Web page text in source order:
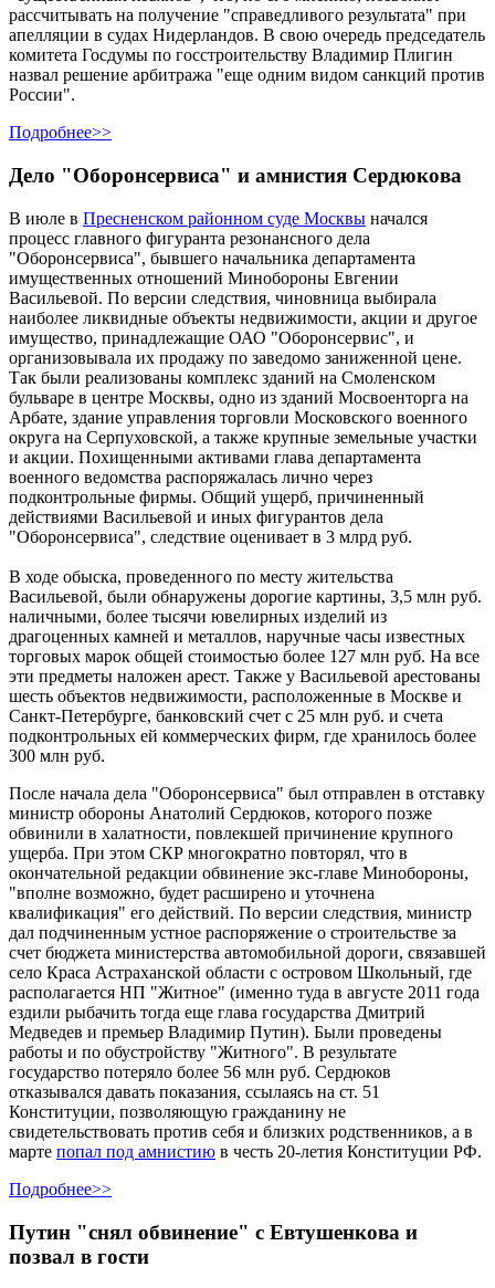
рассчитывать на получение "справедливого результата" при
апелляции в судах Нидерландов. В свою очередь председатель
комитета Госдумы по госстроительству Владимир Плигин
назвал решение арбитража "еще одним видом санкций против
России".
Подробнее>>
Дело "Оборонсервиса" и амнистия Сердюкова
В июле в Пресненском районном суде Москвы начался
процесс главного фигуранта резонансного дела
"Оборонсервиса", бывшего начальника департамента
имущественных отношений Минобороны Евгении
Васильевой. По версии следствия, чиновница выбирала
наиболее ликвидные объекты недвижимости, акции и другое
имущество, принадлежащие ОАО "Оборонсервис", и
организовывала их продажу по заведомо заниженной цене.
Так были реализованы комплекс зданий на Смоленском
бульваре в центре Москвы, одно из зданий Мосвоенторга на
Арбате, здание управления торговли Московского военного
округа на Серпуховской, а также крупные земельные участки
и акции. Похищенными активами глава департамента
военного ведомства распоряжалась лично через
подконтрольные фирмы. Общий ущерб, причиненный
действиями Васильевой и иных фигурантов дела
"Оборонсервиса", следствие оценивает в 3 млрд руб.
В ходе обыска, проведенного по месту жительства
Васильевой, были обнаружены дорогие картины, 3,5 млн руб.
наличными, более тысячи ювелирных изделий из
драгоценных камней и металлов, наручные часы известных
торговых марок общей стоимостью более 127 млн руб. На все
эти предметы наложен арест. Также у Васильевой арестованы
шесть объектов недвижимости, расположенные в Москве и
Санкт-Петербурге, банковский счет с 25 млн руб. и счета
подконтрольных ей коммерческих фирм, где хранилось более
300 млн руб.
После начала дела "Оборонсервиса" был отправлен в отставку
министр обороны Анатолий Сердюков, которого позже
обвинили в халатности, повлекшей причинение крупного
ущерба. При этом СКР многократно повторял, что в
окончательной редакции обвинение экс-главе Минобороны,
"вполне возможно, будет расширено и уточнена
квалификация" его действий. По версии следствия, министр
дал подчиненным устное распоряжение о строительстве за
счет бюджета министерства автомобильной дороги, связавшей
село Краса Астраханской области с островом Школьный, где
располагается НП "Житное" (именно туда в августе 2011 года
ездили рыбачить тогда еще глава государства Дмитрий
Медведев и премьер Владимир Путин). Были проведены
работы и по обустройству "Житного". В результате
государство потеряло более 56 млн руб. Сердюков
отказывался давать показания, ссылаясь на ст. 51
Конституции, позволяющую гражданину не
свидетельствовать против себя и близких родственников, а в
марте попал под амнистию в честь 20-летия Конституции РФ.
Подробнее>>
Путин "снял обвинение" с Евтушенкова и
позвал в гости